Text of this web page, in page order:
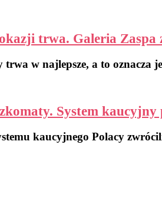
trwa. Galeria Zaspa
trwa w najlepsze, a to oznacza
System kaucyjny
kaucyjnego Polacy